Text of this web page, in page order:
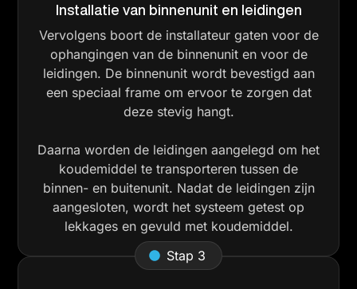
Installatie van binnenunit en leidingen
Vervolgens boort de installateur gaten voor de
ophangingen van de binnenunit en voor de
leidingen. De binnenunit wordt bevestigd aan
een speciaal frame om ervoor te zorgen dat
deze stevig hangt.
Daarna worden de leidingen aangelegd om het
koudemiddel te transporteren tussen de
binnen- en buitenunit. Nadat de leidingen zijn
aangesloten, wordt het systeem getest op
lekkages en gevuld met koudemiddel.
Stap 3